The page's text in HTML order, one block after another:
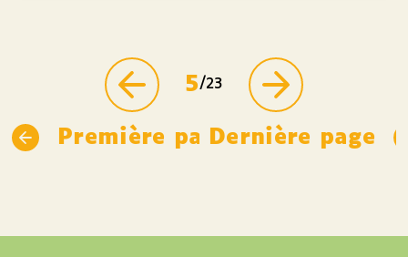
Première page
5/23
Dernière page